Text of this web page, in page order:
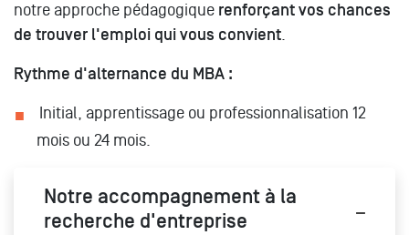
notre approche pédagogique renforçant vos chances
de trouver l'emploi qui vous convient.
Rythme d'alternance du MBA :
Initial, apprentissage ou professionnalisation 12
mois ou 24 mois.
Notre accompagnement à la
recherche d'entreprise